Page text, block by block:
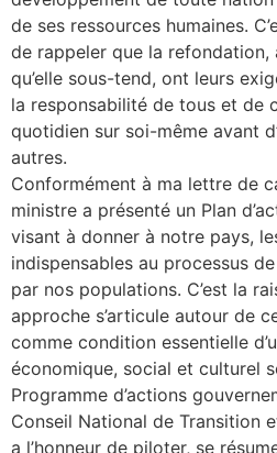
de ses ressources humaines.
de rappeler que la refondation,
qu’elle sous-tend, ont leurs
la responsabilité de tous et de
quotidien sur soi-même avant
autres.
Conformément à ma lettre de
ministre a présenté un Plan
visant à donner à notre pays,
indispensables au processus
par nos populations. C’est la
approche s’articule autour de
comme condition essentielle
économique, social et culturel
Programme d’actions
Conseil National de Transition
a l’honneur de piloter, se